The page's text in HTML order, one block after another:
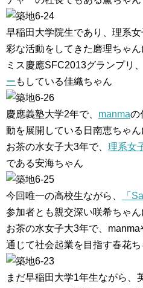
早稲田大学院生であり、理系
彩な活動をしてきた磨理ちゃん
ミス慶應SFC2013グランプリ
ー もしている佳織ちゃん
慶應義塾大学2年で、 manmaの
動を展開している日南恵ちゃん
お茶の水女子大3年で、 理系女
である安海ちゃん
今回唯一の高校生ながら、 「
参加者とも親交深い咲希ちゃん
お茶の水女子大3年で、manma
通じて社会起業を目指す春花ち
まだ早稲田大学1年生ながら、